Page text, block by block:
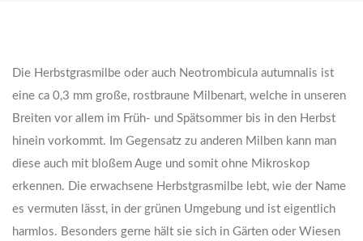
Die Herbstgrasmilbe oder auch Neotrombicula autumnalis ist
eine ca 0,3 mm große, rostbraune Milbenart, welche in unseren
Breiten vor allem im Früh- und Spätsommer bis in den Herbst
hinein vorkommt. Im Gegensatz zu anderen Milben kann man
diese auch mit bloßem Auge und somit ohne Mikroskop
erkennen. Die erwachsene Herbstgrasmilbe lebt, wie der Name
es vermuten lässt, in der grünen Umgebung und ist eigentlich
harmlos. Besonders gerne hält sie sich in Gärten oder Wiesen